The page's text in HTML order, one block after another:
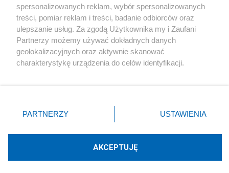
X Facebook Instagram Youtube
Technologię dostarcza:W3media.pl
spersonalizowanych reklam, wybór spersonalizowanych
treści, pomiar reklam i treści, badanie odbiorców oraz
ulepszanie usług. Za zgodą Użytkownika my i Zaufani
Partnerzy możemy używać dokładnych danych
geolokalizacyjnych oraz aktywnie skanować
charakterystykę urządzenia do celów identyfikacji.
zmienić/wycofać klikając przycisk ustawień prywatności
znajdujący się w lewym dolnym rogu strony
rodzaje przetwarzania danych nie wymagają zgody
użytkownika, ale masz prawo sprzeciwić się takiemu
PARTNERZY USTAWIENIA
AKCEPTUJĘ